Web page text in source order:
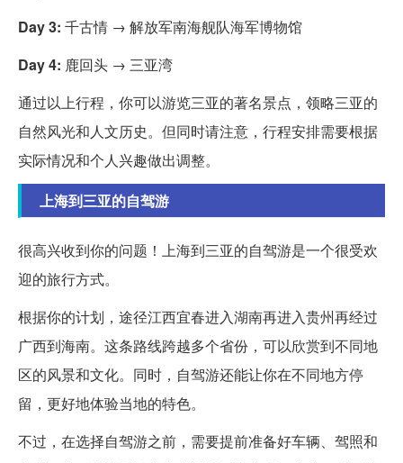
Day 3: 千古情 → 解放军南海舰队海军博物馆
Day 4: 鹿回头 → 三亚湾
通过以上行程，你可以游览三亚的著名景点，领略三亚的
自然风光和人文历史。但同时请注意，行程安排需要根据
实际情况和个人兴趣做出调整。
上海到三亚的自驾游
很高兴收到你的问题！上海到三亚的自驾游是一个很受欢
迎的旅行方式。
根据你的计划，途径江西宜春进入湖南再进入贵州再经过
广西到海南。这条路线跨越多个省份，可以欣赏到不同地
区的风景和文化。同时，自驾游还能让你在不同地方停
留，更好地体验当地的特色。
不过，在选择自驾游之前，需要提前准备好车辆、驾照和